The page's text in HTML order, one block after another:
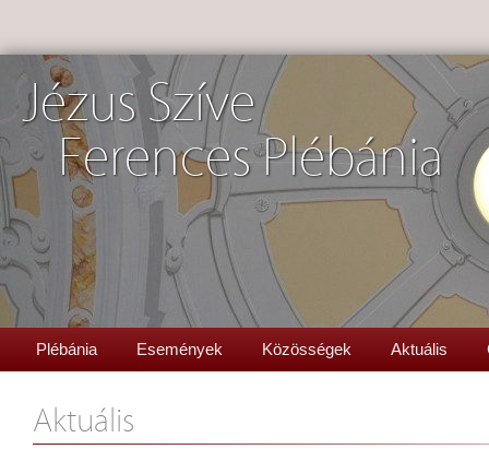
Jézus Szíve
Ferences Plébánia
Plébánia Események Közösségek Aktuális
Aktuális